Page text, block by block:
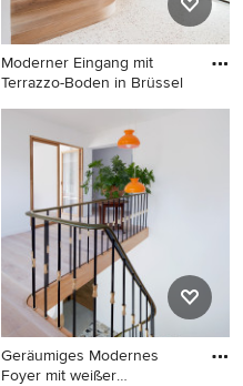
Moderner Eingang mit
Terrazzo-Boden in Brüssel
Moderner Eingang mit
Terrazzo-Boden in Brüssel
Geräumiges Modernes
Foyer mit weißer